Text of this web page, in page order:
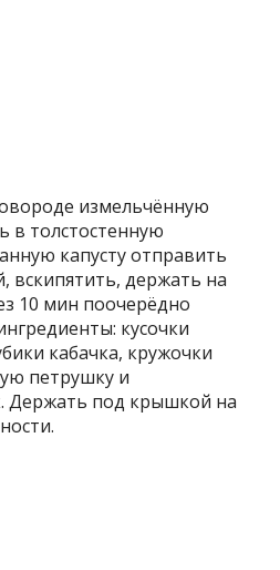
измельчённую
в толстостенную
капусту отправить
вскипятить, держать на
10 мин поочерёдно
кусочки
кабачка, кружочки
петрушку и
Держать под крышкой на